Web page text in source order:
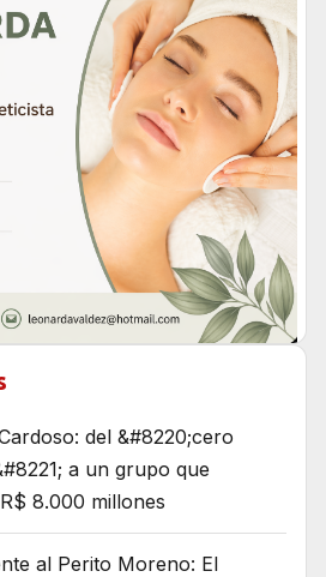
del &#8220;cero
a un grupo que
8.000 millones
al Perito Moreno: El